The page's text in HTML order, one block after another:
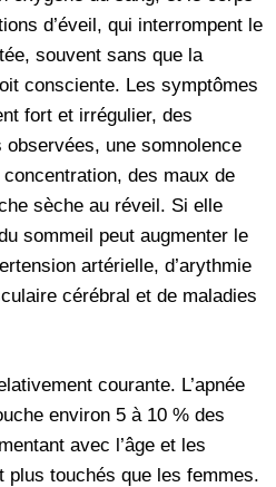
d’éveil, qui interrompent le
souvent sans que la
consciente. Les symptômes
fort et irrégulier, des
une somnolence
des maux de
sèche au réveil. Si elle
sommeil peut augmenter le
artérielle, d’arythmie
cérébral et de maladies
courante. L’apnée
environ 5 à 10 % des
avec l’âge et les
plus touchés que les femmes.